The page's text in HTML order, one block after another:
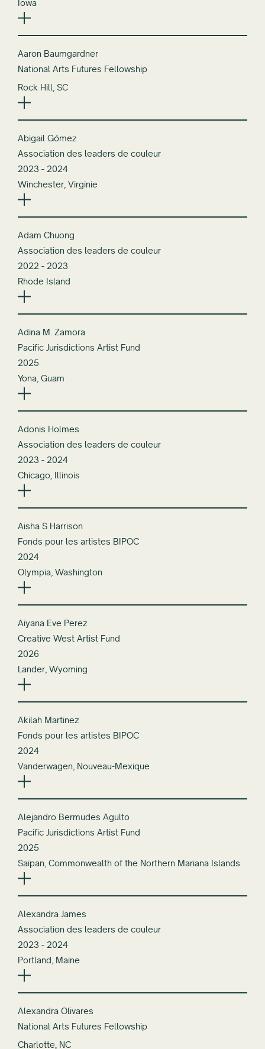
Iowa
Aaron Baumgardner
National Arts Futures Fellowship
Rock Hill, SC
Abigail Gómez
Association des leaders de couleur
2023 - 2024
Winchester, Virginie
Adam Chuong
Association des leaders de couleur
2022 - 2023
Rhode Island
Adina M. Zamora
Pacific Jurisdictions Artist Fund
2025
Yona, Guam
Adonis Holmes
Association des leaders de couleur
2023 - 2024
Chicago, Illinois
Aisha S Harrison
Fonds pour les artistes BIPOC
2024
Olympia, Washington
Aiyana Eve Perez
Creative West Artist Fund
2026
Lander, Wyoming
Akilah Martinez
Fonds pour les artistes BIPOC
2024
Vanderwagen, Nouveau-Mexique
Alejandro Bermudes Agulto
Pacific Jurisdictions Artist Fund
2025
Saipan, Commonwealth of the Northern Mariana Islands
Alexandra James
Association des leaders de couleur
2023 - 2024
Portland, Maine
Alexandra Olivares
National Arts Futures Fellowship
Charlotte, NC